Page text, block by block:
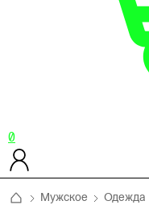
0
Мужское Одежда